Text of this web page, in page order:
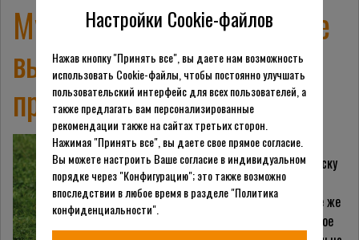
Мульча на юге и на севере
выполняет разное
предназначение
Земледелие в каждом
регионе имеет свою окраску
и ряд отличительных
качеств, порой одни и те же
методы выполняют разное
Настройки Cookie-файлов
Нажав кнопку "Принять все", вы даете нам возможность
использовать Cookie-файлы, чтобы постоянно улучшать
пользовательский интерфейс для всех пользователей, а
также предлагать вам персонализированные
рекомендации также на сайтах третьих сторон.
Нажимая "Принять все", вы даете свое прямое согласие.
Вы можете настроить Ваше согласие в индивидуальном
порядке через "Конфигурацию"; это также возможно
впоследствии в любое время в разделе "Политика
конфиденциальности".